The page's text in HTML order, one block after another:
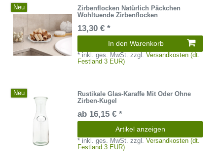
Neu
Zirbenflocken Natürlich Päckchen
Wohltuende Zirbenflocken
13,30 € *
In den Warenkorb
* inkl. ges. MwSt. zzgl.Versandkosten (dt.
Festland 3 EUR)
Neu
Rustikale Glas-Karaffe Mit Oder Ohne
Zirben-Kugel
ab 16,15 € *
Artikel anzeigen
* inkl. ges. MwSt. zzgl.Versandkosten (dt.
Festland 3 EUR)